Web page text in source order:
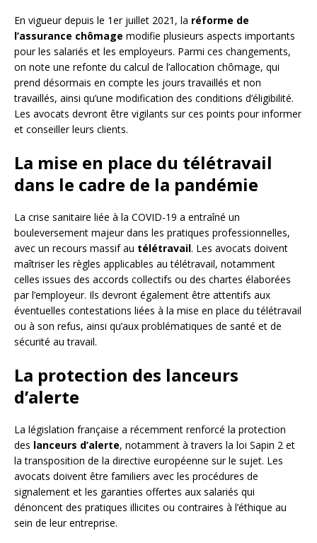
En vigueur depuis le 1er juillet 2021, la réforme de
l’assurance chômage modifie plusieurs aspects importants
pour les salariés et les employeurs. Parmi ces changements,
on note une refonte du calcul de l’allocation chômage, qui
prend désormais en compte les jours travaillés et non
travaillés, ainsi qu’une modification des conditions d’éligibilité.
Les avocats devront être vigilants sur ces points pour informer
et conseiller leurs clients.
La mise en place du télétravail
dans le cadre de la pandémie
La crise sanitaire liée à la COVID-19 a entraîné un
bouleversement majeur dans les pratiques professionnelles,
avec un recours massif au télétravail. Les avocats doivent
maîtriser les règles applicables au télétravail, notamment
celles issues des accords collectifs ou des chartes élaborées
par l’employeur. Ils devront également être attentifs aux
éventuelles contestations liées à la mise en place du télétravail
ou à son refus, ainsi qu’aux problématiques de santé et de
sécurité au travail.
La protection des lanceurs
d’alerte
La législation française a récemment renforcé la protection
des lanceurs d’alerte, notamment à travers la loi Sapin 2 et
la transposition de la directive européenne sur le sujet. Les
avocats doivent être familiers avec les procédures de
signalement et les garanties offertes aux salariés qui
dénoncent des pratiques illicites ou contraires à l’éthique au
sein de leur entreprise.